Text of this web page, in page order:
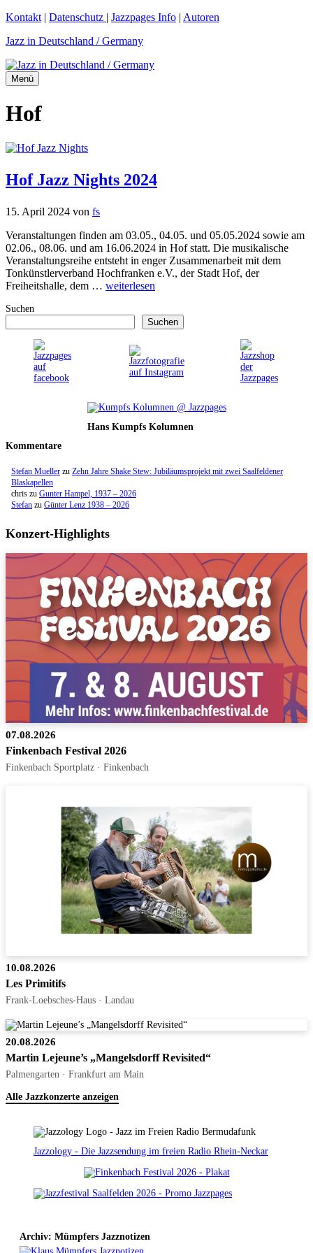
Zum
springen
Kontakt | Datenschutz | Jazzpages Info | Autoren
Jazz in Deutschland / Germany
Menü
Hof
Hof Jazz Nights 2024
15. April 2024 von fs
Veranstaltungen finden am 03.05., 04.05. und 05.05.2024 sowie am
02.06., 08.06. und am 16.06.2024 in Hof statt. Die musikalische
Veranstaltungsreihe entsteht in enger Zusammenarbeit mit dem
Tonkünstlerverband Hochfranken e.V., der Stadt Hof, der
Freiheitshalle, dem … weiterlesen
Suchen
Suchen
Hans Kumpfs Kolumnen
Kommentare
Stefan Mueller zu Zehn Jahre Shake Stew: Jubiläumsprojekt mit zwei Saalfeldener
Blaskapellen
chris zu Gunter Hampel, 1937 – 2026
Stefan zu Günter Lenz 1938 – 2026
Konzert-Highlights
07.08.2026
Finkenbach Festival 2026
Finkenbach Sportplatz · Finkenbach
10.08.2026
Les Primitifs
Frank-Loebsches-Haus · Landau
20.08.2026
Martin Lejeune’s „Mangelsdorff Revisited“
Palmengarten · Frankfurt am Main
Alle Jazzkonzerte anzeigen
Jazzology - Die Jazzsendung im freien Radio Rhein-Neckar
Archiv: Mümpfers Jazznotizen